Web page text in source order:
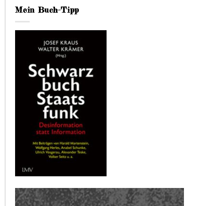
Mein Buch-Tipp